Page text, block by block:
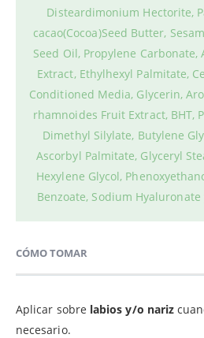
Disteardimonium Hectorite,
cacao(Cocoa)Seed Butter,
Seed Oil, Propylene
Extract, Ethylhexyl Palmitate,
Conditioned Media, Glycerin,
rhamnoides Fruit Extract, BHT,
Dimethyl Silylate, Butylene
Ascorbyl Palmitate, Glyceryl
Hexylene Glycol,
Benzoate, Sodium
CÓMO TOMAR
Aplicar sobre labios y/o nariz
necesario.